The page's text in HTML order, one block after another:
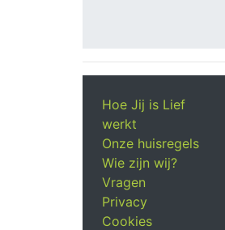
Hoe Jij is Lief
werkt
Onze huisregels
Wie zijn wij?
Vragen
Privacy
Cookies